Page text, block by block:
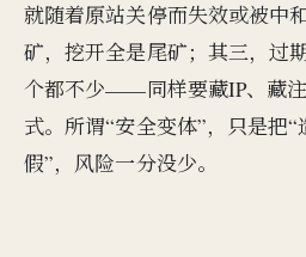
就随着原站关停而失效或被中
矿，挖开全是尾矿；其三，过
个都不少——同样要藏IP、藏
式。所谓“安全变体”，只是把
假”，风险一分没少。